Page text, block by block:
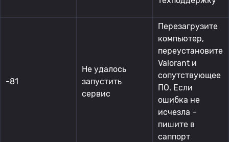
-81
Не удалось
запустить
сервис
Перезагрузите
компьютер,
переустановите
Valorant и
сопутствующее
ПО. Если
ошибка не
исчезла –
пишите в
саппорт